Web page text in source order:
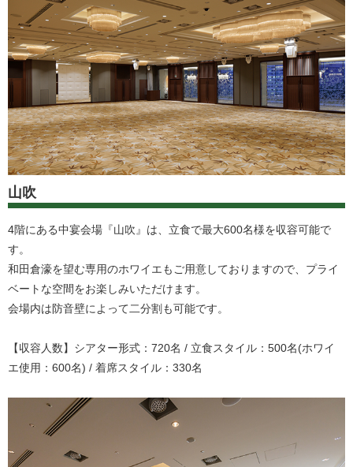
山吹
4階にある中宴会場『山吹』は、立食で最大600名様を収容可能で
す。
和田倉濠を望む専用のホワイエもご用意しておりますので、プライ
ベートな空間をお楽しみいただけます。
会場内は防音壁によって二分割も可能です。
【収容人数】シアター形式：720名 / 立食スタイル：500名(ホワイ
エ使用：600名) / 着席スタイル：330名